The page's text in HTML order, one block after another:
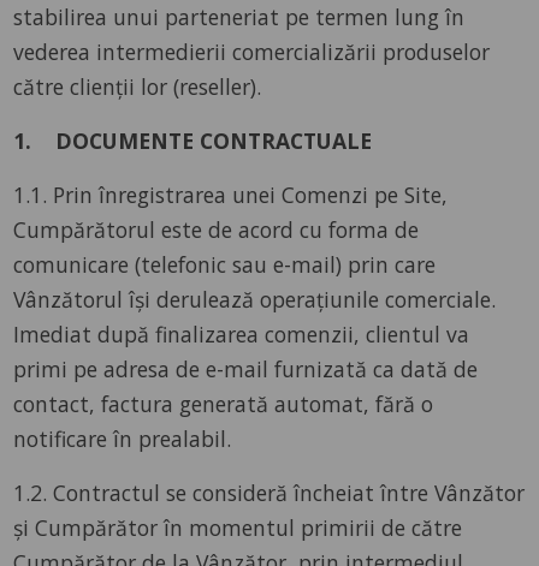
stabilirea unui parteneriat pe termen lung în
vederea intermedierii comercializării produselor
către clienții lor (reseller).
1. DOCUMENTE CONTRACTUALE
1.1. Prin înregistrarea unei Comenzi pe Site,
Cumpărătorul este de acord cu forma de
comunicare (telefonic sau e-mail) prin care
Vânzătorul își derulează operațiunile comerciale.
Imediat după finalizarea comenzii, clientul va
primi pe adresa de e-mail furnizată ca dată de
contact, factura generată automat, fără o
notificare în prealabil.
1.2. Contractul se consideră încheiat între Vânzător
și Cumpărător în momentul primirii de către